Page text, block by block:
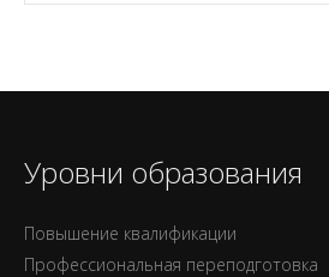
Уровни образования
Повышение квалификации
Профессиональная переподготовка